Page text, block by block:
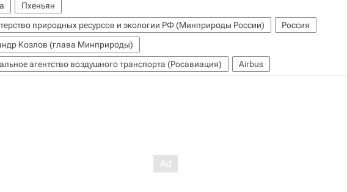
Пхеньян
природных ресурсов и экологии РФ (Минприроды России)
Россия
Козлов (глава Минприроды)
агентство воздушного транспорта (Росавиация)
Airbus